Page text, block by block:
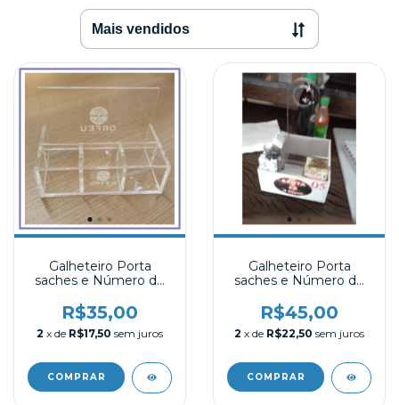
Galheteiro Porta
saches e Número de
R$35,00
2 x de R$17,50 sem juros
Galheteiro Porta
saches e Número de
R$45,00
2 x de R$22,50 sem juros